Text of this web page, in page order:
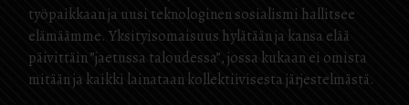
työpaikkaan ja uusi teknologinen sosialismi hallitsee
elämäämme. Yksityisomaisuus hylätään ja kansa elää
päivittäin ”jaetussa taloudessa”, jossa kukaan ei omista
mitään ja kaikki lainataan kollektiivisesta järjestelmästä.